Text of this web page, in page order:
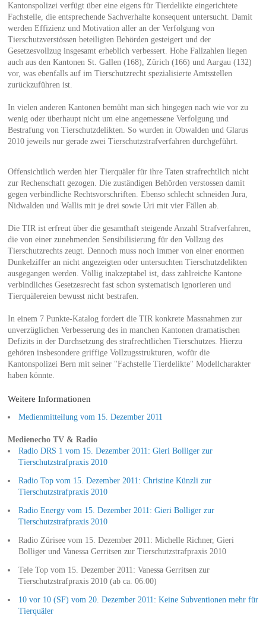
Kantonspolizei verfügt über eine eigens für Tierdelikte eingerichtete
Fachstelle, die entsprechende Sachverhalte konsequent untersucht. Damit
werden Effizienz und Motivation aller an der Verfolgung von
Tierschutzverstössen beteiligten Behörden gesteigert und der
Gesetzesvollzug insgesamt erheblich verbessert. Hohe Fallzahlen liegen
auch aus den Kantonen St. Gallen (168), Zürich (166) und Aargau (132)
vor, was ebenfalls auf im Tierschutzrecht spezialisierte Amtsstellen
zurückzuführen ist.
In vielen anderen Kantonen bemüht man sich hingegen nach wie vor zu
wenig oder überhaupt nicht um eine angemessene Verfolgung und
Bestrafung von Tierschutzdelikten. So wurden in Obwalden und Glarus
2010 jeweils nur gerade zwei Tierschutzstrafverfahren durchgeführt.
Offensichtlich werden hier Tierquäler für ihre Taten strafrechtlich nicht
zur Rechenschaft gezogen. Die zuständigen Behörden verstossen damit
gegen verbindliche Rechtsvorschriften. Ebenso schlecht schneiden Jura,
Nidwalden und Wallis mit je drei sowie Uri mit vier Fällen ab.
Die TIR ist erfreut über die gesamthaft steigende Anzahl Strafverfahren,
die von einer zunehmenden Sensibilisierung für den Vollzug des
Tierschutzrechts zeugt. Dennoch muss noch immer von einer enormen
Dunkelziffer an nicht angezeigten oder untersuchten Tierschutzdelikten
ausgegangen werden. Völlig inakzeptabel ist, dass zahlreiche Kantone
verbindliches Gesetzesrecht fast schon systematisch ignorieren und
Tierquälereien bewusst nicht bestrafen.
In einem 7 Punkte-Katalog fordert die TIR konkrete Massnahmen zur
unverzüglichen Verbesserung des in manchen Kantonen dramatischen
Defizits in der Durchsetzung des strafrechtlichen Tierschutzes. Hierzu
gehören insbesondere griffige Vollzugsstrukturen, wofür die
Kantonspolizei Bern mit seiner "Fachstelle Tierdelikte" Modellcharakter
haben könnte.
Weitere Informationen
Medienmitteilung vom 15. Dezember 2011
Medienecho TV & Radio
Radio DRS 1 vom 15. Dezember 2011: Gieri Bolliger zur
Tierschutzstrafpraxis 2010
Radio Top vom 15. Dezember 2011: Christine Künzli zur
Tierschutzstrafpraxis 2010
Radio Energy vom 15. Dezember 2011: Gieri Bolliger zur
Tierschutzstrafpraxis 2010
Radio Zürisee vom 15. Dezember 2011: Michelle Richner, Gieri
Bolliger und Vanessa Gerritsen zur Tierschutzstrafpraxis 2010
Tele Top vom 15. Dezember 2011: Vanessa Gerritsen zur
Tierschutzstrafpraxis 2010 (ab ca. 06.00)
10 vor 10 (SF) vom 20. Dezember 2011: Keine Subventionen mehr für
Tierquäler